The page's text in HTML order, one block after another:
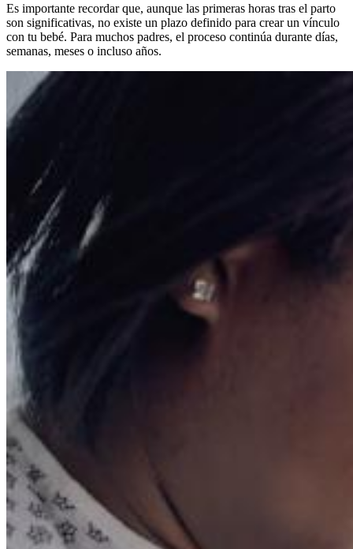
Es importante recordar que, aunque las primeras horas tras el parto
son significativas, no existe un plazo definido para crear un vínculo
con tu bebé. Para muchos padres, el proceso continúa durante días,
semanas, meses o incluso años.